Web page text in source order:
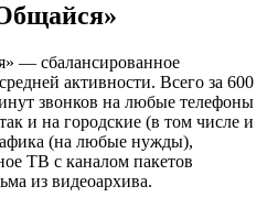
— сбалансированное
активности. Всего за 600
звонков на любые телефоны
и на городские (в том числе и
(на любые нужды),
ТВ с каналом пакетов
из видеоархива.